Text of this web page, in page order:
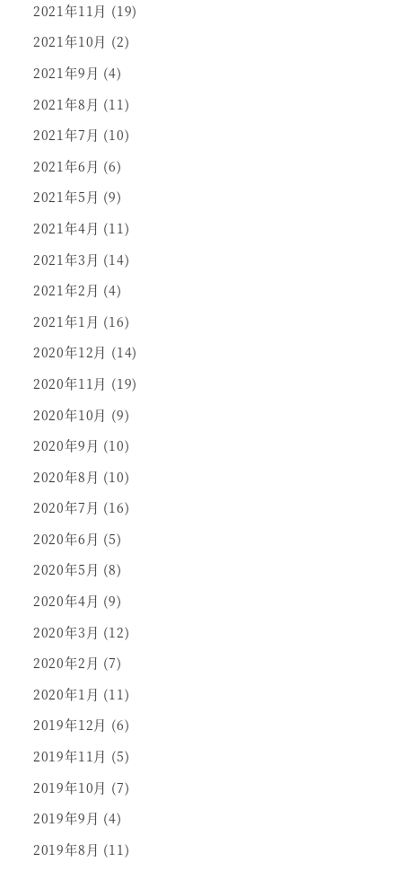
2021年11月 (19)
2021年10月 (2)
2021年9月 (4)
2021年8月 (11)
2021年7月 (10)
2021年6月 (6)
2021年5月 (9)
2021年4月 (11)
2021年3月 (14)
2021年2月 (4)
2021年1月 (16)
2020年12月 (14)
2020年11月 (19)
2020年10月 (9)
2020年9月 (10)
2020年8月 (10)
2020年7月 (16)
2020年6月 (5)
2020年5月 (8)
2020年4月 (9)
2020年3月 (12)
2020年2月 (7)
2020年1月 (11)
2019年12月 (6)
2019年11月 (5)
2019年10月 (7)
2019年9月 (4)
2019年8月 (11)